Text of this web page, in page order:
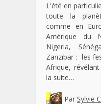
L'été en
toute la
comme en
Amérique du
Nigeria,
Zanzibar : les
Afrique,
la suite…
Par Sylvie